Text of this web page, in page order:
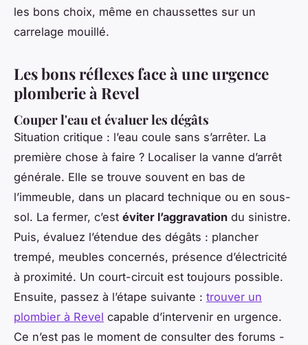
les bons choix, même en chaussettes sur un
carrelage mouillé.
Les bons réflexes face à une urgence
plomberie à Revel
Couper l'eau et évaluer les dégâts
Situation critique : l’eau coule sans s’arrêter. La
première chose à faire ? Localiser la vanne d’arrêt
générale. Elle se trouve souvent en bas de
l’immeuble, dans un placard technique ou en sous-
sol. La fermer, c’est éviter l’aggravation du sinistre.
Puis, évaluez l’étendue des dégâts : plancher
trempé, meubles concernés, présence d’électricité
à proximité. Un court-circuit est toujours possible.
Ensuite, passez à l’étape suivante : trouver un
plombier à Revel capable d’intervenir en urgence.
Ce n’est pas le moment de consulter des forums -